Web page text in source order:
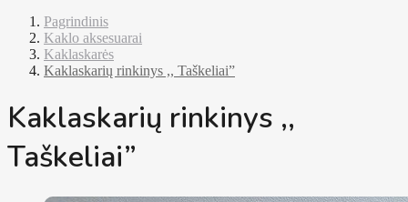
Pagrindinis
Kaklo aksesuarai
Kaklaskarės
Kaklaskarių rinkinys ,, Taškeliai”
Kaklaskarių rinkinys ,,
Taškeliai”